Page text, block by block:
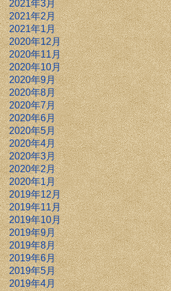
2021年3月
2021年2月
2021年1月
2020年12月
2020年11月
2020年10月
2020年9月
2020年8月
2020年7月
2020年6月
2020年5月
2020年4月
2020年3月
2020年2月
2020年1月
2019年12月
2019年11月
2019年10月
2019年9月
2019年8月
2019年6月
2019年5月
2019年4月